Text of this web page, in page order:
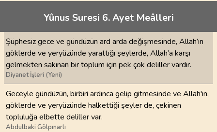
Yûnus Suresi 6. Ayet Meâlleri
Şüphesiz gece ve gündüzün ard arda değişmesinde, Allah’ın
göklerde ve yeryüzünde yarattığı şeylerde, Allah’a karşı
gelmekten sakınan bir toplum için pek çok deliller vardır.
Diyanet İşleri (Yeni)
Geceyle gündüzün, birbiri ardınca gelip gitmesinde ve Allah'ın,
göklerde ve yeryüzünde halkettiği şeyler de, çekinen
topluluğa elbette deliller var.
Abdulbaki Gölpınarlı